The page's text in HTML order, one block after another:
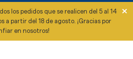
los pedidos que se realicen del 5 al 14
a partir del 18 de agosto. ¡Gracias por
en nosotros!
×